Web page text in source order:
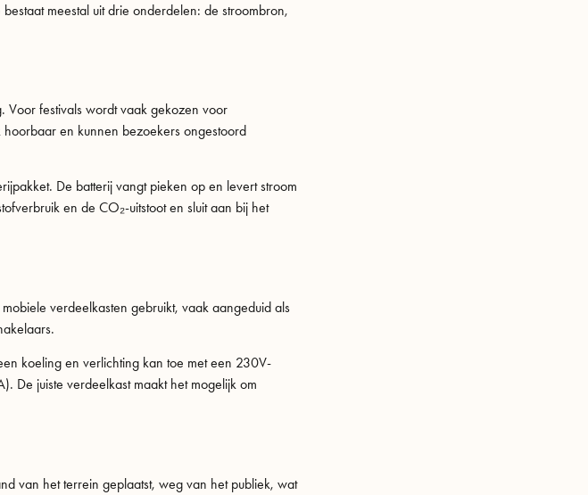
meestal uit drie onderdelen: de stroombron,
Voor festivals wordt vaak gekozen voor
en kunnen bezoekers ongestoord
De batterij vangt pieken op en levert stroom
en de CO₂-uitstoot en sluit aan bij het
verdeelkasten gebruikt, vaak aangeduid als
koeling en verlichting kan toe met een 230V-
De juiste verdeelkast maakt het mogelijk om
van het terrein geplaatst, weg van het publiek, wat